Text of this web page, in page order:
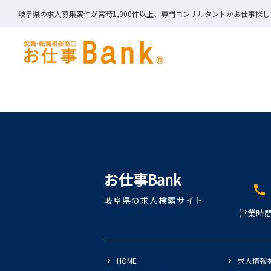
岐阜県の求人募集案件が常時1,000件以上、専門コンサルタントがお仕事探し
お仕事Bank
岐阜県の求人検索サイト
call
営業時
HOME 求人情報